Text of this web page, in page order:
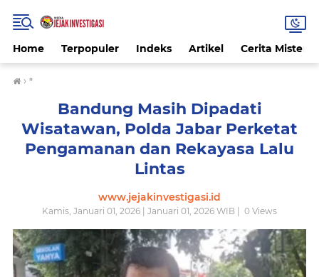
Home Terpopuler Indeks Artikel Cerita Misteri
› "
Bandung Masih Dipadati
Wisatawan, Polda Jabar Perketat
Pengamanan dan Rekayasa Lalu
Lintas
www.jejakinvestigasi.id
Kamis, Januari 01, 2026 | Januari 01, 2026 WIB | 0 Views